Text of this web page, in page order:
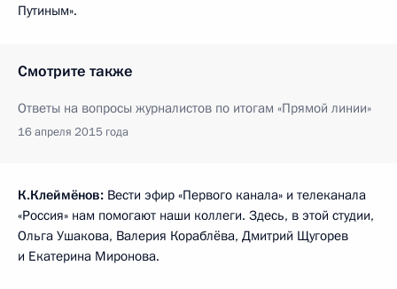
Путиным».
Смотрите также
Ответы на вопросы журналистов по итогам «Прямой линии»
16 апреля 2015 года
К.Клеймёнов: Вести эфир «Первого канала» и телеканала
«Россия» нам помогают наши коллеги. Здесь, в этой студии,
Ольга Ушакова, Валерия Кораблёва, Дмитрий Щугорев
и Екатерина Миронова.